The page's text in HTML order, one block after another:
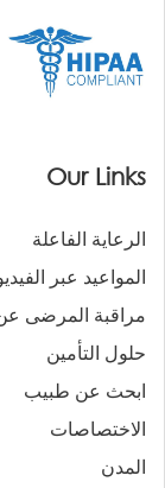
Our Links
الرعاية الفاعلة
المواعيد عبر
مراقبة المرضى
حلول التأمين
ابحث عن طبيب
الاختصاصات
المدن